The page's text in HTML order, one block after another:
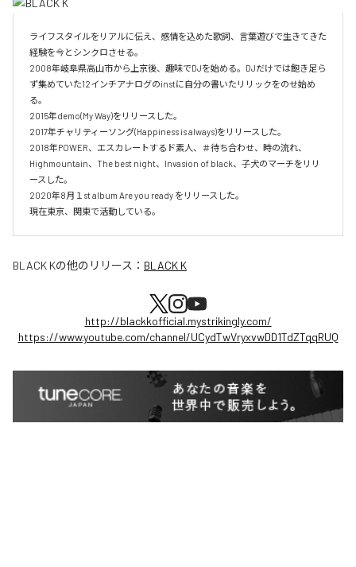
ライフスタイルをリアルに伝え、感情を込めた歌詞、言葉遊びで生きてきた
経験を今とシンクロさせる。
2008年岐阜県高山市から上京後、趣味でDJを始める。DJだけでは飽き足ら
ず集めていた12インチアナログのinstに自分の書いたリリックをのせ始め
る。
2015年demo(My Way)をリリースした。
2017年チャリティーソング(Happiness is always)をリリースした。
2018年POWER、エスカレートするド素人、＃待ち合わせ、時の流れ、
Highmountain、The best night、Invasion of black、子犬のマーチをリリ
ースした。
2020年8月１st album Are you ready をリリースした。
現在東京、関東で活動している。
BLACK Kの他のリリース： BLACK K
http://blackkofficial.mystrikingly.com/
https://www.youtube.com/channel/UCydTwVryxvwDD1TdZTqqRUQ